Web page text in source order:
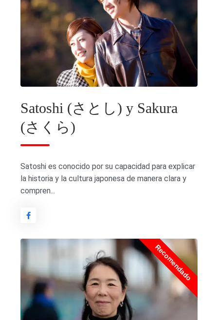
Satoshi (さとし) y Sakura
(さくら)
Satoshi es conocido por su capacidad para explicar
la historia y la cultura japonesa de manera clara y
compren...
Recomendado